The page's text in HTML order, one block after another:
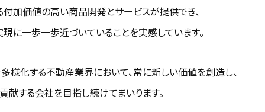
付加価値の高い商品開発とサービスが提供でき、
に一歩一歩近づいていることを実感しています。
様化する不動産業界において、常に新しい価値を創造し、
献する会社を目指し続けてまいります。